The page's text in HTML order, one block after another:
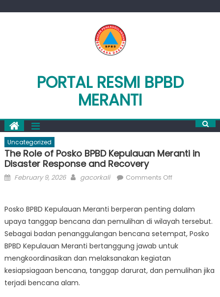
PORTAL RESMI BPBD
MERANTI
Uncategorized
The Role of Posko BPBD Kepulauan Meranti in
Disaster Response and Recovery
Posted
February 9, 2026 Author
gacorkali Comments Offon
of
Posko
BPBD
Kepulauan
in
Posko BPBD Kepulauan Meranti berperan penting dalam
upaya tanggap bencana dan pemulihan di wilayah tersebut.
Sebagai badan penanggulangan bencana setempat, Posko
BPBD Kepulauan Meranti bertanggung jawab untuk
mengkoordinasikan dan melaksanakan kegiatan
kesiapsiagaan bencana, tanggap darurat, dan pemulihan jika
terjadi bencana alam.